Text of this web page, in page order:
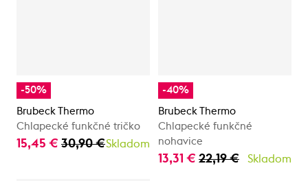
-50%
Brubeck Thermo
Chlapecké funkčné tričko
15,45 € 30,90 €Skladom
-40%
Brubeck Thermo
Chlapecké funkčné
nohavice
13,31 € 22,19 € Skladom